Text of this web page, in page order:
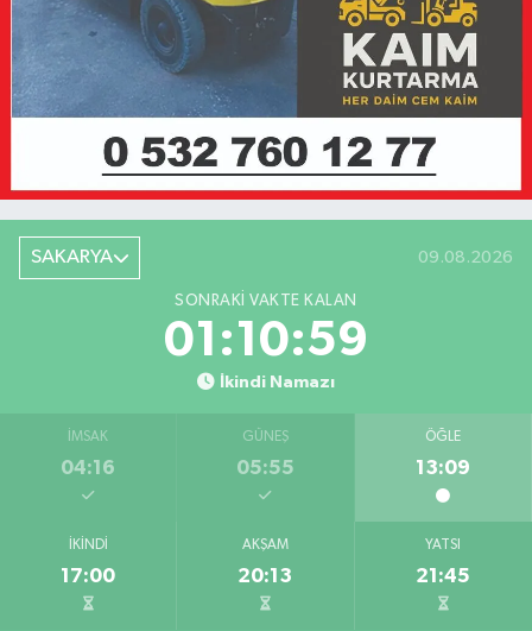
SAKARYA 09.08.2026
SONRAKI VAKTE KALAN
01:10:59
İkindi Namazı
İMSAK
04:16
GÜNEŞ
05:55
ÖĞLE
13:09
İKINDI
17:00
AKŞAM
20:13
YATSI
21:45